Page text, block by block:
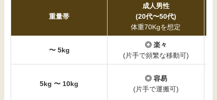
重量帯
成人男性
(20代〜50代)
体重70Kgを想定
〜 5kg
◎ 楽々
(片手で頻繁な移動可)
5kg 〜 10kg
◎ 容易
(片手で運搬可)